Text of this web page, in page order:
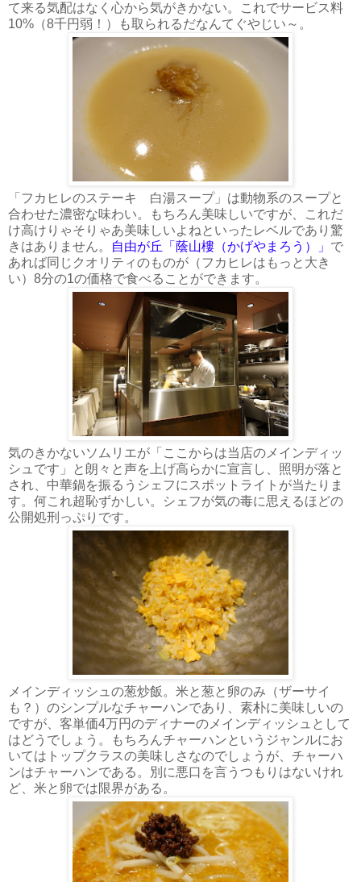
て来る気配はなく心から気がきかない。これでサービス料
10%（8千円弱！）も取られるだなんてぐやじい～。
「フカヒレのステーキ 白湯スープ」は動物系のスープと
合わせた濃密な味わい。もちろん美味しいですが、これだ
け高けりゃそりゃあ美味しいよねといったレベルであり驚
きはありません。
自由が丘「蔭山樓（かげやまろう）」 で
あれば同じクオリティのものが（フカヒレはもっと大き
い）8分の1の価格で食べることができます。
気のきかないソムリエが「ここからは当店のメインディッ
シュです」と朗々と声を上げ高らかに宣言し、照明が落と
され、中華鍋を振るうシェフにスポットライトが当たりま
す。何これ超恥ずかしい。シェフが気の毒に思えるほどの
公開処刑っぷりです。
メインディッシュの葱炒飯。米と葱と卵のみ（ザーサイ
も？）のシンプルなチャーハンであり、素朴に美味しいの
ですが、客単価4万円のディナーのメインディッシュとして
はどうでしょう。もちろんチャーハンというジャンルにお
いてはトップクラスの美味しさなのでしょうが、チャーハ
ンはチャーハンである。別に悪口を言うつもりはないけれ
ど、米と卵では限界がある。